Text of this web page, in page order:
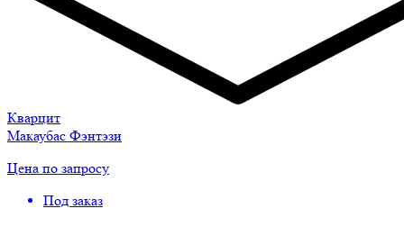
Кварцит
Макаубас Фэнтэзи
Цена по запросу
Под заказ